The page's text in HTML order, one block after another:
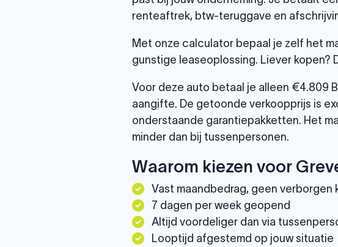
renteaftrek, btw-teruggave en
Met onze calculator bepaal je zelf het
gunstige leaseoplossing. Liever kopen?
Voor deze auto betaal je alleen €4.809
aangifte. De getoonde verkoopprijs is
onderstaande garantiepakketten. Het
minder dan bij tussenpersonen.
Waarom kiezen voor
Vast maandbedrag, geen verborgen
7 dagen per week geopend
Altijd voordeliger dan via
Looptijd afgestemd op jouw situatie